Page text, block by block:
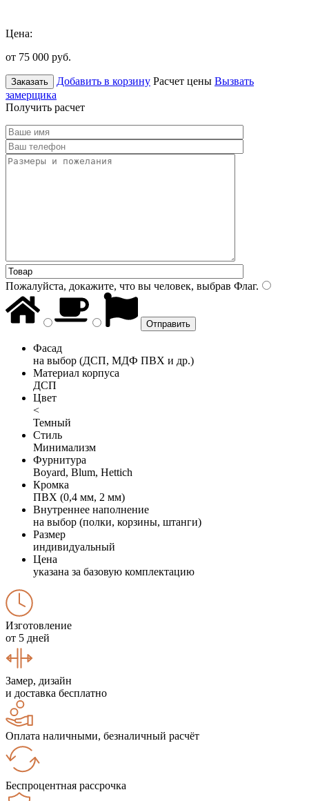
Цена:
от 75 000 руб.
Заказать Добавить в корзину Расчет цены Вызвать
замерщика
Получить расчет
Пожалуйста, докажите, что вы человек, выбрав Флаг.
Фасад
на выбор (ДСП, МДФ ПВХ и др.)
Материал корпуса
ДСП
Цвет
<
Темный
Стиль
Минимализм
Фурнитура
Boyard, Blum, Hettich
Кромка
ПВХ (0,4 мм, 2 мм)
Внутреннее наполнение
на выбор (полки, корзины, штанги)
Размер
индивидуальный
Цена
указана за базовую комплектацию
Изготовление
от 5 дней
Замер, дизайн
и доставка бесплатно
Оплата наличными, безналичный расчёт
Беспроцентная рассрочка